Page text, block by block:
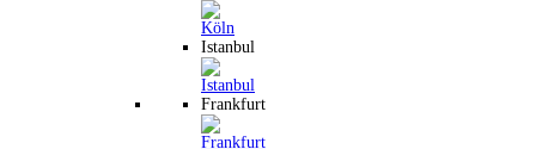
Istanbul
Frankfurt